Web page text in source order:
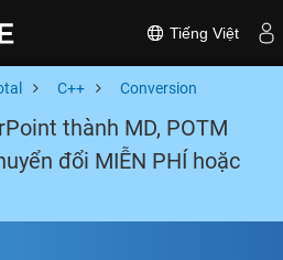
Tiếng Việt
C++ Conversion
thành MD, POTM
đổi MIỄN PHÍ hoặc